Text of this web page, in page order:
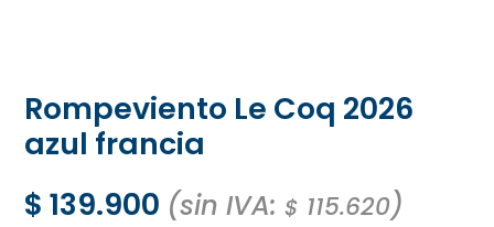
Rompeviento Le Coq 2026
azul francia
$ 139.900 (sin IVA: $ 115.620)